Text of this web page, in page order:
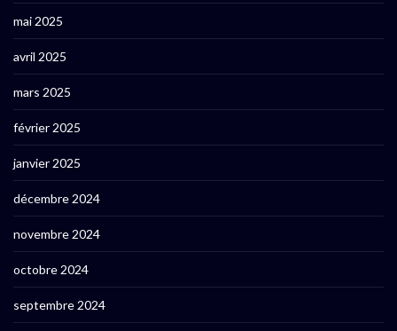
mai 2025
avril 2025
mars 2025
février 2025
janvier 2025
décembre 2024
novembre 2024
octobre 2024
septembre 2024